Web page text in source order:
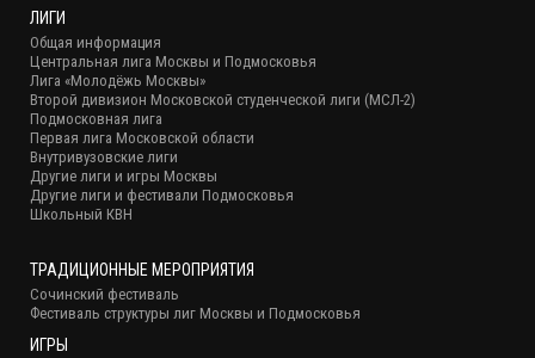
ЛИГИ
Общая информация
Центральная лига Москвы и Подмосковья
Лига «Молодёжь Москвы»
Второй дивизион Московской студенческой лиги (МСЛ-2)
Подмосковная лига
Первая лига Московской области
Внутривузовские лиги
Другие лиги и игры Москвы
Другие лиги и фестивали Подмосковья
Школьный КВН
ТРАДИЦИОННЫЕ МЕРОПРИЯТИЯ
Сочинский фестиваль
Фестиваль структуры лиг Москвы и Подмосковья
ИГРЫ